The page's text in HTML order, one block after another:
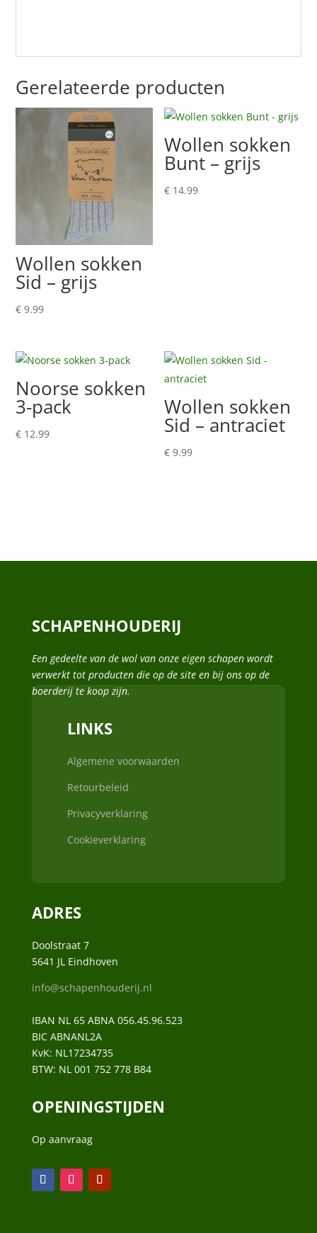
Gerelateerde producten
Wollen sokken
Sid – grijs
€ 9.99
Wollen sokken
Bunt – grijs
€ 14.99
Noorse sokken
3-pack
€ 12.99
Wollen sokken
Sid – antraciet
€ 9.99
SCHAPENHOUDERIJ
Een gedeelte van de wol van onze eigen schapen wordt
verwerkt tot producten die op de site en bij ons op de
boerderij te koop zijn.
LINKS
Algemene voorwaarden
Retourbeleid
Privacyverklaring
Cookieverklaring
ADRES
Doolstraat 7
5641 JL Eindhoven
info@schapenhouderij.nl
IBAN NL 65 ABNA 056.45.96.523
BIC ABNANL2A
KvK: NL17234735
BTW: NL 001 752 778 B84
OPENINGSTIJDEN
Op aanvraag